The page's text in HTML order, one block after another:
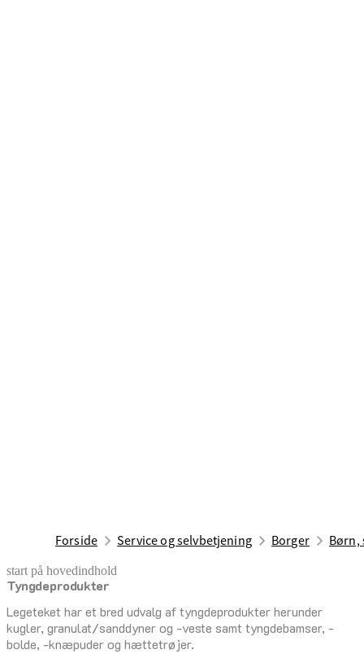
Forside Service og selvbetjening Borger Børn,
start på hovedindhold
Tyngdeprodukter
Legeteket har et bred udvalg af tyngdeprodukter herunder
kugler, granulat/sanddyner og -veste samt tyngdebamser, -
bolde, -knæpuder og hættetrøjer.
senest opdateret 22. april 2026